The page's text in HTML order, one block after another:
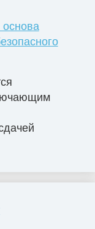
основа